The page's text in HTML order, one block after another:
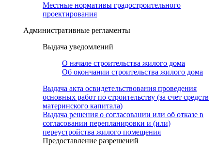
Местные нормативы градостроительного
проектирования
Административные регламенты
Выдача уведомлений
О начале строительства жилого дома
Об окончании строительства жилого дома
Выдача акта освидетельствования проведения
основных работ по строительству (за счет средств
материнского капитала)
Выдача решения о согласовании или об отказе в
согласовании перепланировки и (или)
переустройства жилого помещения
Предоставление разрешений